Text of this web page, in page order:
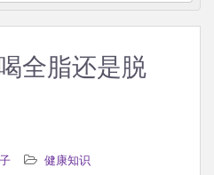
全脂还是脱
健康知识